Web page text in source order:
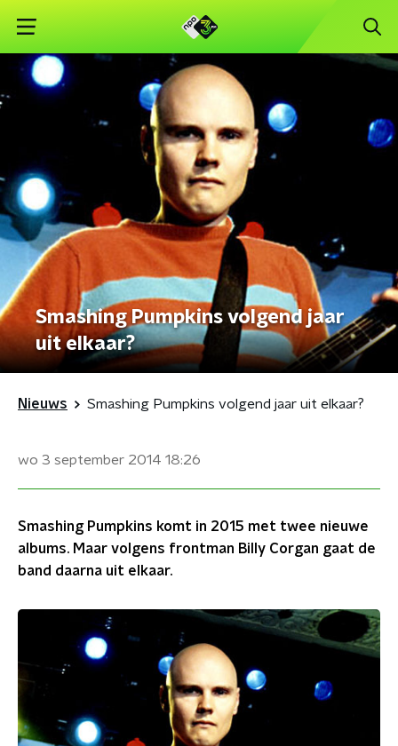
Smashing Pumpkins volgend jaar
uit elkaar?
Nieuws Smashing Pumpkins volgend jaar uit elkaar?
wo 3 september 2014 18:26
Smashing Pumpkins komt in 2015 met twee nieuwe
albums. Maar volgens frontman Billy Corgan gaat de
band daarna uit elkaar.